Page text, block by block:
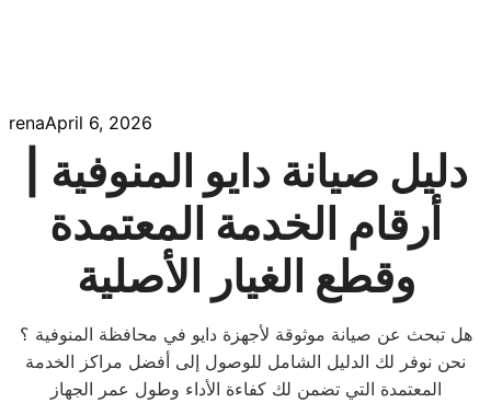
renaApril 6, 2026
دليل صيانة دايو المنوفية |
أرقام الخدمة المعتمدة
وقطع الغيار الأصلية
هل تبحث عن صيانة موثوقة لأجهزة دايو في محافظة المنوفية ؟
نحن نوفر لك الدليل الشامل للوصول إلى أفضل مراكز الخدمة
المعتمدة التي تضمن لك كفاءة الأداء وطول عمر الجهاز